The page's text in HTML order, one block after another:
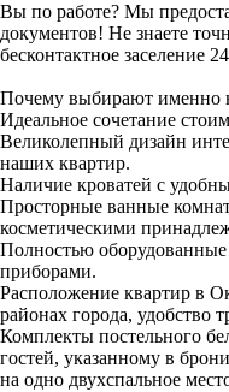
Вы по работе? Мы
документов! Не знаете
бесконтактное заселение
Почему выбирают именно
Идеальное сочетание
Великолепный дизайн
наших квартир.
Наличие кроватей с
Просторные ванные
косметическими
Полностью
приборами.
Расположение квартир в
районах города, удобство
Комплекты постельного
гостей, указанному в
на одно двухспальное